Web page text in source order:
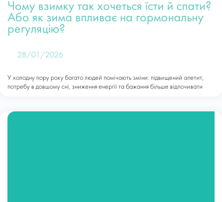
Чому взимку так хочеться їсти й спати?
Або як зима впливає на гормональну
регуляцію?
28/01/2026
У холодну пору року багато людей помічають зміни: підвищений апетит,
потребу в довшому сні, зниження енергії та бажання більше відпочивати